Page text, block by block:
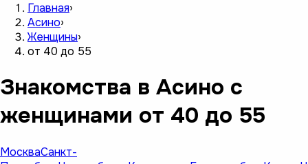
Главная›
Асино›
Женщины›
от 40 до 55
Знакомства в Асино с
женщинами от 40 до 55
МоскваСанкт-